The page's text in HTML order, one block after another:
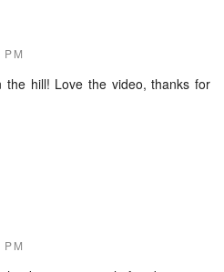
hill! Love the video, thanks for